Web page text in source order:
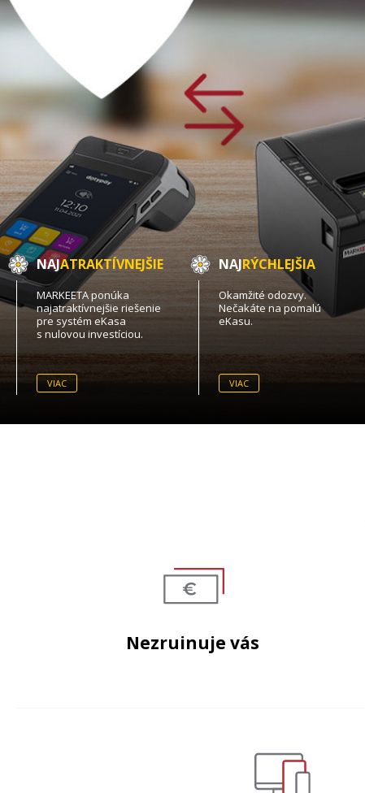
NAJATRAKTÍVNEJŠIE
MARKEETA ponúka
najatraktívnejšie riešenie
pre systém eKasa
s nulovou investíciou.
VIAC
NAJRÝCHLEJŠIA
Okamžité odozvy.
Nečakáte na pomalú
eKasu.
VIAC
Nezruinuje vás